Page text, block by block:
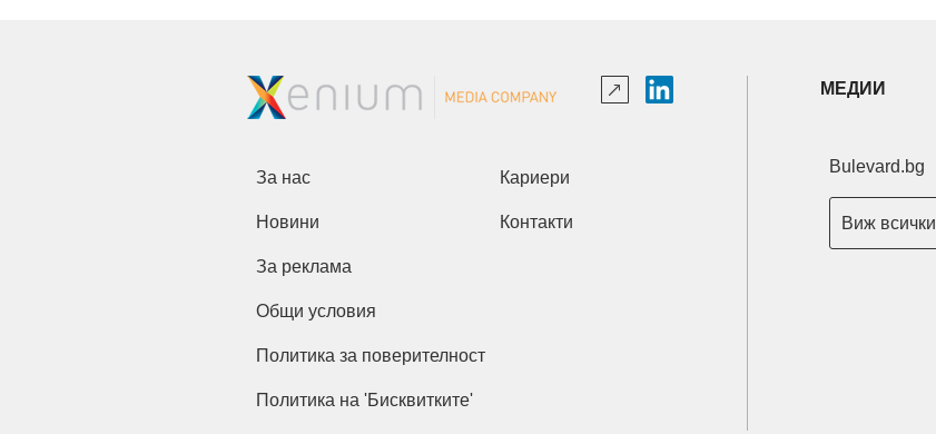
За нас Кариери
Новини Контакти
За реклама
Общи условия
Политика за поверителност
Политика на 'Бисквитките'
МЕДИИ
Bulevard.bg
Виж всички